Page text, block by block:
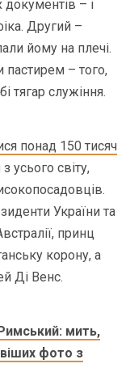
документів – і
Другий –
йому на плечі.
пастирем – того,
тягар служіння.
понад 150 тисяч
усього світу,
України та
принц
корону, а
Ді Венс.
мить,
фото з